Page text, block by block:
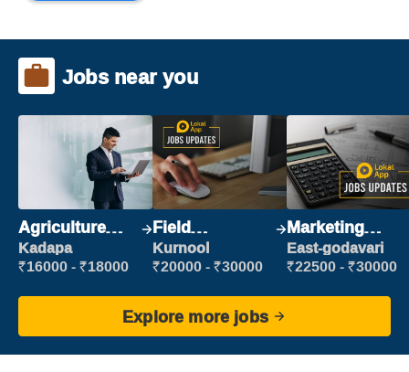
Jobs near you
Agriculture
Labour
Kadapa
₹16000 - ₹18000
Field
Marketing
Executive
Kurnool
₹20000 - ₹30000
Marketing
Executive
East-godavari
₹22500 - ₹30000
Explore more jobs